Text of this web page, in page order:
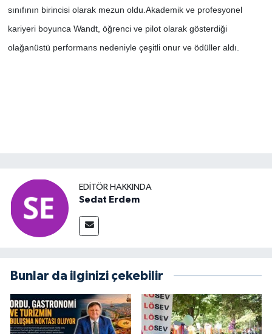
sınıfının birincisi olarak mezun oldu. Akademik ve profesyonel
kariyeri boyunca Wandt, öğrenci ve pilot olarak gösterdiği
olağanüstü performans nedeniyle çeşitli onur ve ödüller aldı.
EDITÖR HAKKINDA
Sedat Erdem
Bunlar da ilginizi çekebilir